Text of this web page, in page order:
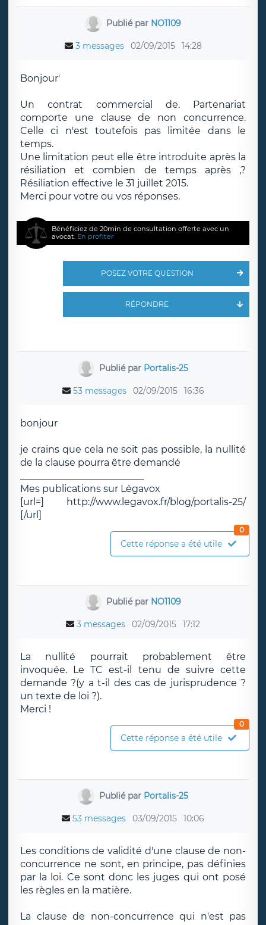
Publié par NO1109
3 messages 02/09/2015 14:28
Bonjour'
Un contrat commercial de. Partenariat
comporte une clause de non concurrence.
Celle ci n'est toutefois pas limitée dans le
temps.
Une limitation peut elle être introduite après la
résiliation et combien de temps après ,?
Résiliation effective le 31 juillet 2015.
Merci pour votre ou vos réponses.
Bénéficiez de 20min de consultation offerte avec un
avocat. En profiter
POSEZ VOTRE QUESTION
RÉPONDRE
Publié par Portalis-25
53 messages 02/09/2015 16:36
bonjour
je crains que cela ne soit pas possible, la nullité
de la clause pourra être demandé
Mes publications sur Légavox
[url=] http://www.legavox.fr/blog/portalis-25/
[/url]
Cette réponse a été utile
0
Publié par NO1109
3 messages 02/09/2015 17:12
La nullité pourrait probablement être
invoquée. Le TC est-il tenu de suivre cette
demande ?(y a t-il des cas de jurisprudence ?
un texte de loi ?).
Merci !
Cette réponse a été utile
0
Publié par Portalis-25
53 messages 03/09/2015 10:06
Les conditions de validité d'une clause de non-
concurrence ne sont, en principe, pas définies
par la loi. Ce sont donc les juges qui ont posé
les règles en la matière.
La clause de non-concurrence qui n'est pas